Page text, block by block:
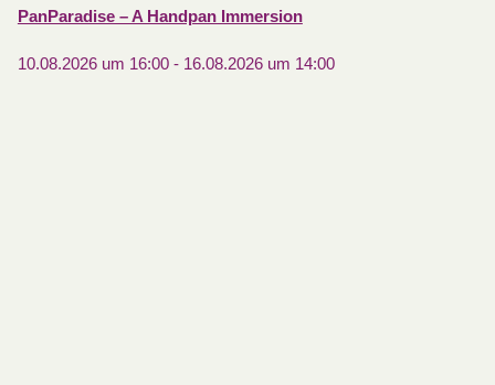
PanParadise – A Handpan Immersion
10.08.2026 um 16:00- 16.08.2026 um 14:00